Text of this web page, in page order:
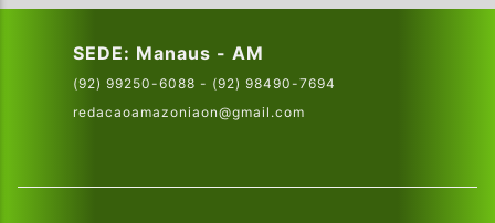
SEDE: Manaus - AM
(92) 99250-6088 - (92) 98490-7694
redacaoamazoniaon@gmail.com